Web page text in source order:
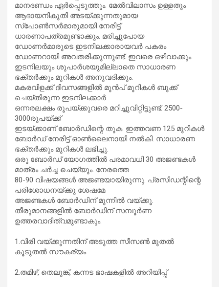
മാനദണ്ഡം ഏർപ്പെടുത്തും. മേൽവിലാസം ഉള്ളതും
ആദായനികുതി അടയ്ക്കുന്നതുമായ
സ്പോൺസർമാരുമായി നേരിട്ട്
ധാരണാപത്രമുണ്ടാക്കും. മരിച്ചുപാേയ
ഡോണർമാരുടെ ഇടനിലക്കാരായവർ പകരം
ഡോണറായി അവതരിക്കുന്നുണ്ട്. ഇവരെ ഒഴിവാക്കും.
ഇടനിലയും ശുപാർശയുമില്ലാതെ സാധാരണ
ഭക്തർക്കും മുറികൾ അനുവദിക്കും.
മകരവിളക്ക് ദിവസങ്ങളിൽ മുൻപ് മുറികൾ ബുക്ക്
ചെയ്തിരുന്ന ഇടനിലക്കാർ
ഒന്നരലക്ഷം രൂപയ്ക്കുവരെ മറിച്ചുവിറ്റിട്ടുണ്ട്. 2500-
3000രൂപയ്ക്ക്
ഇടയ്ക്കാണ് ബോർഡിന്റെ തുക. ഇത്തവണ 125 മുറികൾ
ബോർഡ് നേരിട്ട് ഓൺലൈനായി നൽകി. സാധാരണ
ഭക്തർക്കും മുറികൾ ലഭിച്ചു.
ഒരു ബോർഡ് യോഗത്തിൽ പരമാവധി 30 അജണ്ടകൾ
മാത്രം ചർച്ച ചെയ്യും. നേരത്തെ
80-90 വിഷയങ്ങൾ അജണ്ടയായിരുന്നു. പ്രസിഡന്റിന്റെ
പരിശോധനയ്ക്കു ശേഷമേ
അജണ്ടകൾ ബോർഡിന് മുന്നിൽ വയ്ക്കൂ.
തീരുമാനങ്ങളിൽ ബോർഡിന് സമ്പൂർണ
ഉത്തരവാദിത്വമുണ്ടാകും.
1.വിരി വയ്ക്കുന്നതിന് അടുത്ത സീസൺ മുതൽ
കൂടുതൽ സൗകര്യം
2.തമിഴ്, തെലുങ്ക്, കന്നട ഭാഷകളിൽ അറിയിപ്പ്